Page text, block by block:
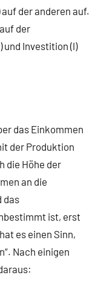
der anderen auf.
der
und Investition (I)
das Einkommen
der Produktion
die Höhe der
an die
das
ist, erst
es einen Sinn,
Nach einigen